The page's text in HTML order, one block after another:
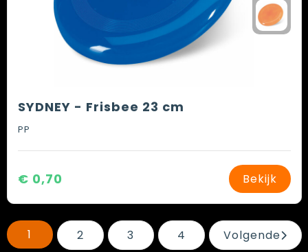
SYDNEY - Frisbee 23 cm
PP
€ 0,70 Bekijk
1 2 3 4 Volgende